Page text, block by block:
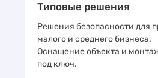
Типовые решения
Решения безопасности для
малого и среднего бизнеса.
Оснащение объекта и
под ключ.